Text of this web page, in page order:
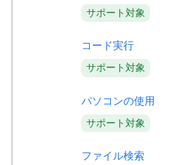
サポート対象
コード実行
サポート対象
パソコンの使用
サポート対象
ファイル検索